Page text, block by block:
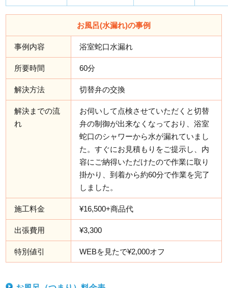
お風呂(水漏れ)の事例
事例内容 浴室蛇口水漏れ
所要時間 60分
解決方法 切替弁の交換
解決までの流
れ
お伺いして点検させていただくと切替
弁の制御が出来なくなっており、浴室
蛇口のシャワーから水が漏れていまし
た。すぐにお見積もりをご提示し、内
容にご納得いただけたので作業に取り
掛かり、到着から約60分で作業を完了
しました。
施工料金 ¥16,500+商品代
出張費用 ¥3,300
特別値引 WEBを見たで¥2,000オフ